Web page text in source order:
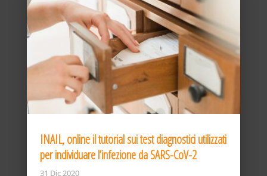
INAIL, online il tutorial sui test diagnostici utilizzati
per individuare l’infezione da SARS-CoV-2
31 Dic 2020